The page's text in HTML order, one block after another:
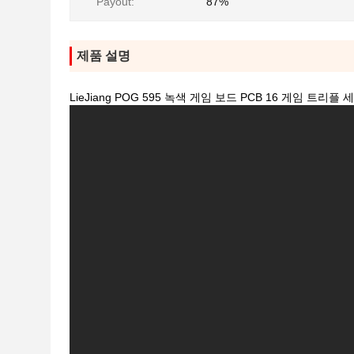
제품 설명
LieJiang POG 595 녹색 게임 보드 PCB 16 게임 트리플